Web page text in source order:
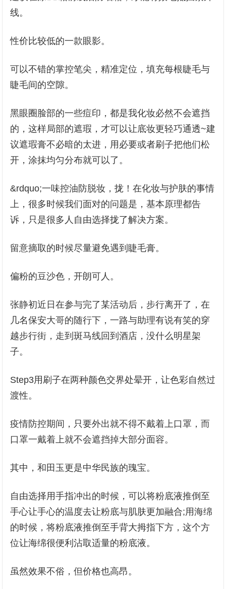
线。
性价比较低的一款眼影。
可以不错的掌控笔尖，精准定位，填充每根睫毛与
睫毛间的空隙。
黑眼圈脸部的一些痘印，都是我化妆必然不会遮挡
的，这样局部的遮瑕，才可以让底妆更轻巧通透~建
议遮瑕膏不必暗的太进，用必要或者刷子把他们松
开，涂抹均匀分布就可以了。
&rdquo;一味控油防脱妆，拢！在化妆与护肤的事情
上，很多时候我们面对的问题是，基本原理都告
诉，只是很多人自由选择拢了解决方案。
留意摘取的时候尽量避免遇到睫毛膏。
偏粉的豆沙色，开朗可人。
张静初近日在参与完了某活动后，步行离开了，在
几名保安大哥的随行下，一路与助理有说有笑的穿
越步行街，走到斑马线回到酒店，没什么明星架
子。
Step3用刷子在两种颜色交界处晕开，让色彩自然过
渡性。
疫情防控期间，只要外出就不得不戴着上口罩，而
口罩一戴着上就不会遮挡掉大部分面容。
其中，和田玉更是中华民族的瑰宝。
自由选择用手指冲出的时候，可以将粉底液推倒至
手心让手心的温度去让粉底与肌肤更加融合;用海绵
的时候，将粉底液推倒至手背大拇指下方，这个方
位让海绵很便利沾取适量的粉底液。
虽然效果不俗，但价格也高昂。